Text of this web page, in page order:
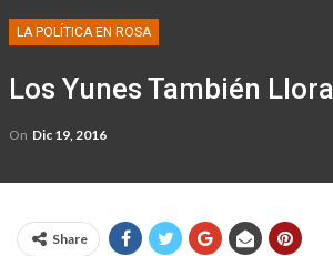
LA POLÍTICA EN ROSA
Los Yunes También
On Dic 19, 2016
Share